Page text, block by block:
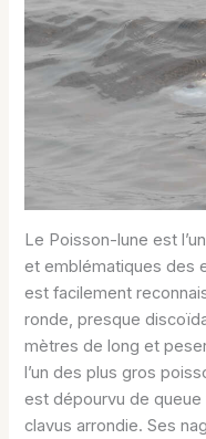
Le Poisson-lune est
et emblématiques des
est facilement
ronde, presque
mètres de long et
l’un des plus gros
est dépourvu de
clavus arrondie. Ses